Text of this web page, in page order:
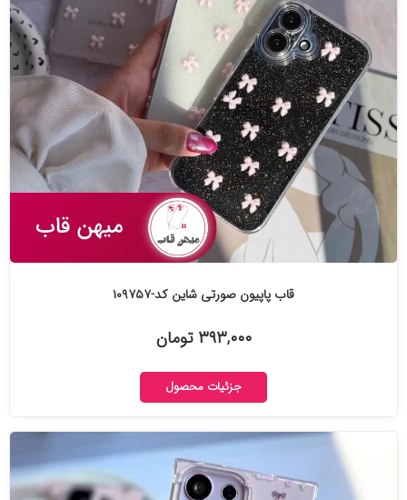
قاب پاپیون صورتی شاین کد-۱۰۹۷۵۷
۳۹۳,۰۰۰ تومان
جزئیات محصول